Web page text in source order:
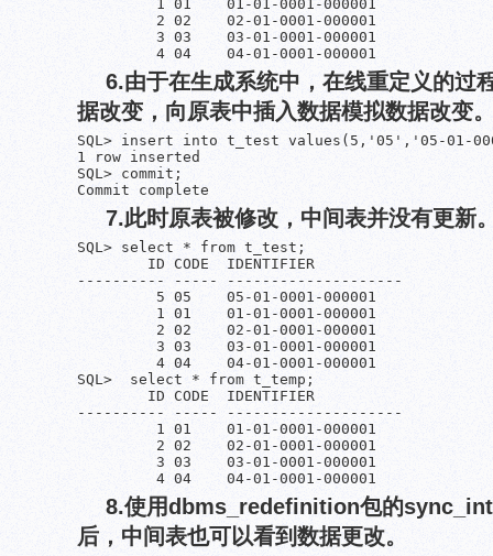
         1 01    01-01-0001-000001
         2 02    02-01-0001-000001
         3 03    03-01-0001-000001
         4 04    04-01-0001-000001
6.由于在生成系统中，在线重定义的过
据改变，向原表中插入数据模拟数据改变
SQL> insert into t_test values(5,'05','05-01-
1 row inserted
SQL> commit;
Commit complete
7.此时原表被修改，中间表并没有更新
SQL> select * from t_test;
        ID CODE  IDENTIFIER
---------- ----- --------------------
         5 05    05-01-0001-000001
         1 01    01-01-0001-000001
         2 02    02-01-0001-000001
         3 03    03-01-0001-000001
         4 04    04-01-0001-000001
SQL>  select * from t_temp;
        ID CODE  IDENTIFIER
---------- ----- --------------------
         1 01    01-01-0001-000001
         2 02    02-01-0001-000001
         3 03    03-01-0001-000001
         4 04    04-01-0001-000001
8.使用dbms_redefinition包的
后，中间表也可以看到数据更改。